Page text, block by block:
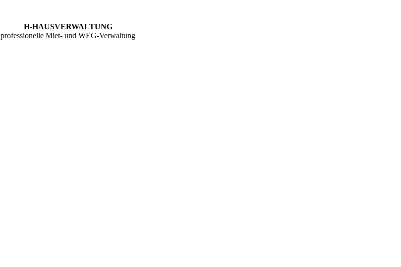
H-HAUSVERWALTUNG
professionelle Miet- und WEG-Verwaltung